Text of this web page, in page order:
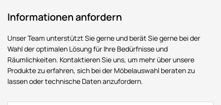
Informationen anfordern
Unser Team unterstützt Sie gerne und berät Sie gerne bei der
Wahl der optimalen Lösung für Ihre Bedürfnisse und
Räumlichkeiten. Kontaktieren Sie uns, um mehr über unsere
Produkte zu erfahren, sich bei der Möbelauswahl beraten zu
lassen oder technische Daten anzufordern.